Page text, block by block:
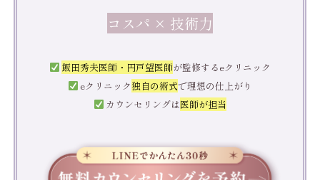
コスパ × 技術力
飯田秀夫医師・円戸望医師が監修するeクリニック
eクリニック独自の術式で理想の仕上がり
カウンセリングは医師が担当